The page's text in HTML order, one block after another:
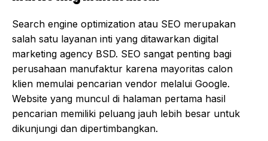
Search engine optimization atau SEO merupakan
salah satu layanan inti yang ditawarkan digital
marketing agency BSD. SEO sangat penting bagi
perusahaan manufaktur karena mayoritas calon
klien memulai pencarian vendor melalui Google.
Website yang muncul di halaman pertama hasil
pencarian memiliki peluang jauh lebih besar untuk
dikunjungi dan dipertimbangkan.